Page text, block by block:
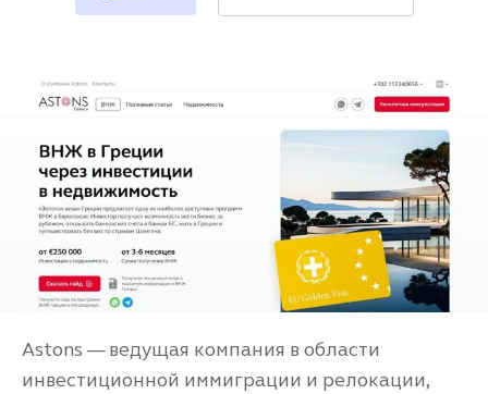
Astons — ведущая компания в области
инвестиционной иммиграции и релокации,